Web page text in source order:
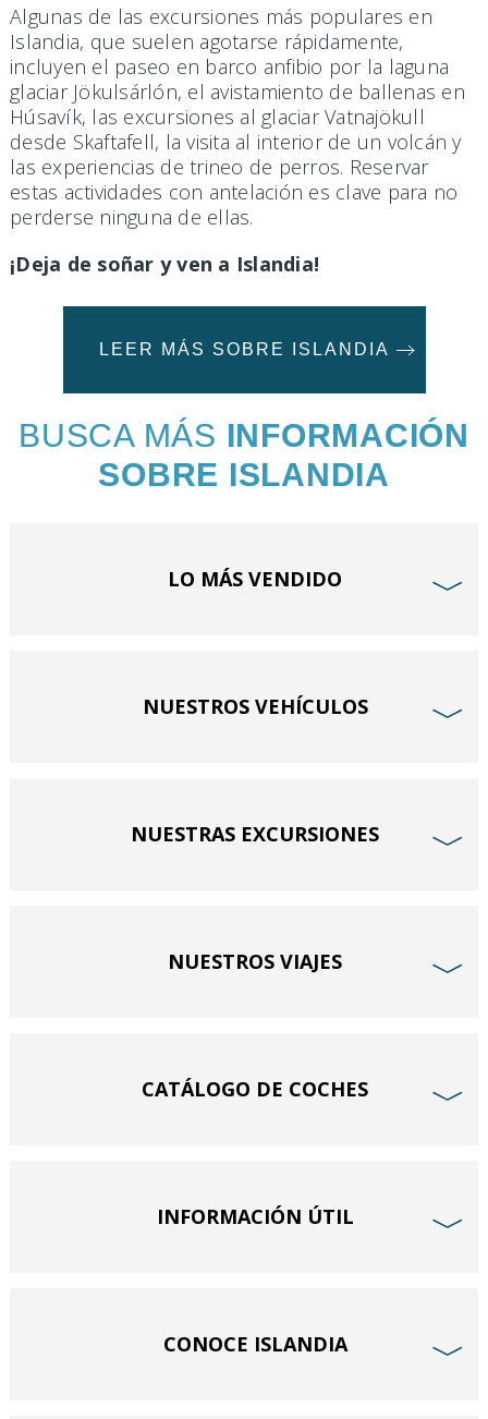
Algunas de las excursiones más populares en
Islandia, que suelen agotarse rápidamente,
incluyen el paseo en barco anfibio por la laguna
glaciar Jökulsárlón, el avistamiento de ballenas en
Húsavík, las excursiones al glaciar Vatnajökull
desde Skaftafell, la visita al interior de un volcán y
las experiencias de trineo de perros. Reservar
estas actividades con antelación es clave para no
perderse ninguna de ellas.
¡Deja de soñar y ven a Islandia!
LEER MÁS SOBRE ISLANDIA
BUSCA MÁS INFORMACIÓN
SOBRE ISLANDIA
LO MÁS VENDIDO ﹀
NUESTROS VEHÍCULOS ﹀
NUESTRAS EXCURSIONES ﹀
NUESTROS VIAJES ﹀
CATÁLOGO DE COCHES ﹀
INFORMACIÓN ÚTIL ﹀
CONOCE ISLANDIA ﹀